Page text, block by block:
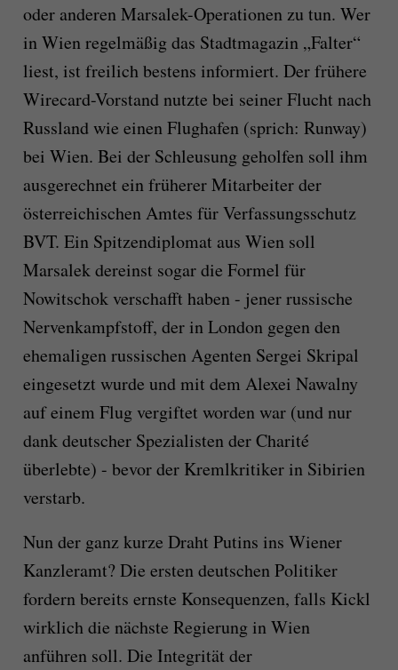
oder anderen Marsalek-Operationen zu tun. Wer
in Wien regelmäßig das Stadtmagazin „Falter“
liest, ist freilich bestens informiert. Der frühere
Wirecard-Vorstand nutzte bei seiner Flucht nach
Russland wie einen Flughafen (sprich: Runway)
bei Wien. Bei der Schleusung geholfen soll ihm
ausgerechnet ein früherer Mitarbeiter der
österreichischen Amtes für Verfassungsschutz
BVT. Ein Spitzendiplomat aus Wien soll
Marsalek dereinst sogar die Formel für
Nowitschok verschafft haben - jener russische
Nervenkampfstoff, der in London gegen den
ehemaligen russischen Agenten Sergei Skripal
eingesetzt wurde und mit dem Alexei Nawalny
auf einem Flug vergiftet worden war (und nur
dank deutscher Spezialisten der Charité
überlebte) - bevor der Kremlkritiker in Sibirien
verstarb.
Nun der ganz kurze Draht Putins ins Wiener
Kanzleramt? Die ersten deutschen Politiker
fordern bereits ernste Konsequenzen, falls Kickl
wirklich die nächste Regierung in Wien
anführen soll. Die Integrität der